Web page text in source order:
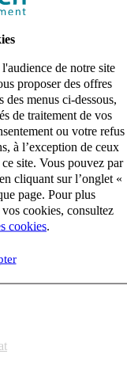
de notre site
proposer des offres
menus ci-dessous,
de traitement de vos
ou votre refus
à l’exception de ceux
site. Vous pouvez par
cliquant sur l’onglet «
page. Pour plus
cookies, consultez
cookies